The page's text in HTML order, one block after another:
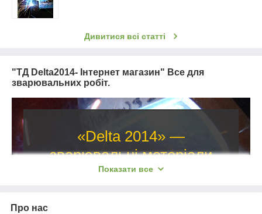
Дивитися всі статті
"ТД Delta2014- Інтернет магазин" Все для
зварювальних робіт.
«Delta 2014» —
зварювальні матеріали
та обладнання
Показати все
Про нас